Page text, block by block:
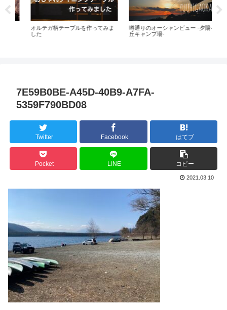
噂通りのオーシャンビュー -夕陽ヶ
丘キャンプ場-
メスティンをシーズニングする
7E59B0BE-A45D-40B9-A7FA-
5359F790BD08
Twitter Facebook はてブ
Pocket LINE コピー
2021.03.10